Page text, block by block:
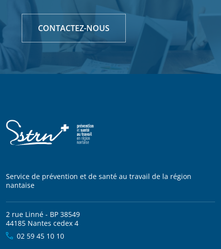
CONTACTEZ-NOUS
Service de prévention et de santé au travail de la région
nantaise
2 rue Linné - BP 38549
44185 Nantes cedex 4
02 59 45 10 10